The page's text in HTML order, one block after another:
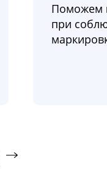
Поможем
при